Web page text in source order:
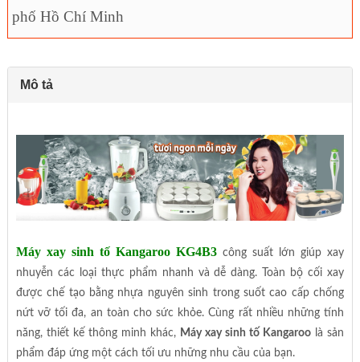
phố Hồ Chí Minh
Mô tả
Máy xay sinh tố Kangaroo KG4B3công suất lớn giúp xay
nhuyễn các loại thực phẩm nhanh và dễ dàng. Toàn bộ cối xay
được chế tạo bằng nhựa nguyên sinh trong suốt cao cấp chống
nứt vỡ tối đa, an toàn cho sức khỏe. Cùng rất nhiều những tính
năng, thiết kế thông minh khác, Máy xay sinh tố Kangaroo là sản
phẩm đáp ứng một cách tối ưu những nhu cầu của bạn.